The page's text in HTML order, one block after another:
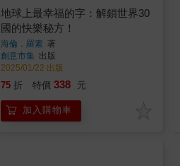
地球上最幸福的字：解鎖世界30
國的快樂秘方！
海倫．羅素著
創意市集 出版
2025/01/22 出版
75 折 特價 338 元
加入購物車